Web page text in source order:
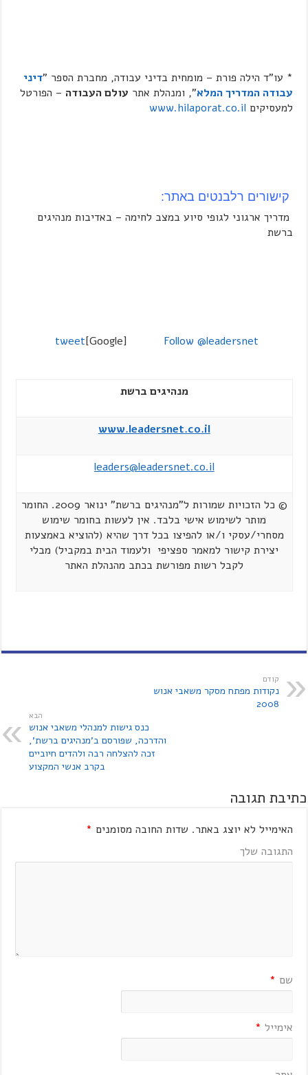
* עו"ד הילה פורת – מומחית בדיני עבודה, מחברת הספר "דיני
עבודה המדריך המלא", ומנהלת אתר עולם העבודה – הפורטל
למעסיקיםwww.hilaporat.co.il
קישורים רלבנטים באתר:
מדריך ארגוני לגופי סיוע במצב לחימה – באדיבות מנהיגים
ברשת
tweet[Google] Follow @leadersnet
מנהיגים ברשת
www.leadersnet.co.il
leaders@leadersnet.co.il
© כל הזכויות שמורות ל"מנהיגים ברשת" ינואר 2009. החומר
מותר לשימוש אישי בלבד. אין לעשות בחומר שימוש
מסחרי/עסקי ו/או להפיצו בכל דרך שהיא (להוציא באמצעות
יצירת קישור למאמר ספציפי ולעמוד הבית במקביל) מבלי
לקבל רשות מפורשת בכתב מהנהלת האתר
קודם
נקודות מפתח מסקר משאבי אנוש
2008
הבא
כנס גישות למנהלי משאבי אנוש
והדרכה, שפורסם ב'מנהיגים ברשת',
זכה להצלחה רבה ולהדים חיוביים
בקרב אנשי המקצוע
כתיבת תגובה
האימייל לא יוצג באתר. שדות החובה מסומנים *
התגובה שלך
שם *
אימייל *